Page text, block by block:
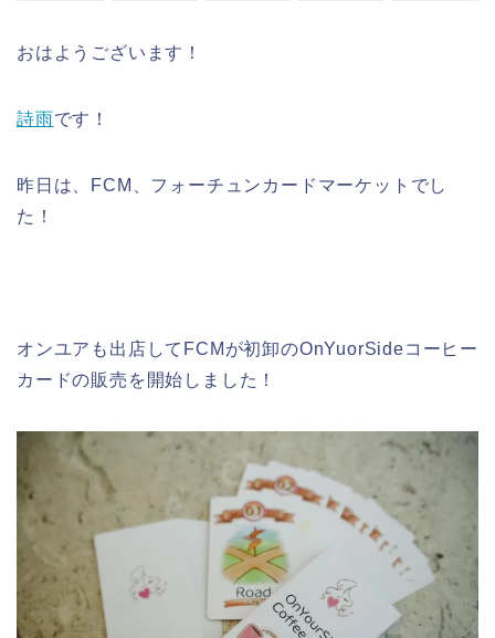
おはようございます！
詩雨です！
昨日は、FCM、フォーチュンカードマーケットでし
た！
オンユアも出店してFCMが初卸のOnYuorSideコーヒー
カードの販売を開始しました！